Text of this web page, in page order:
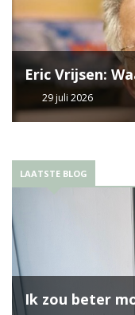
Eric Vrijsen:
29 juli 2026
LAATSTE BLOG
Ik zou beter